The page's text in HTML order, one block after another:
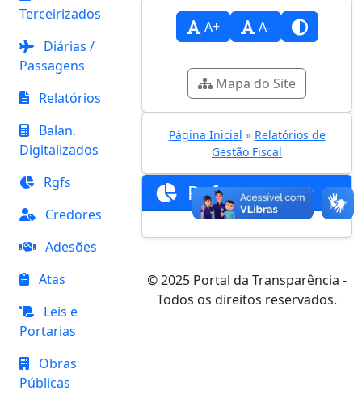
Terceirizados
Diárias /
Passagens
Relatórios
Balan.
Digitalizados
Rgfs
Credores
Adesões
Atas
Leis e
Portarias
Obras
Públicas
A+ A-
Mapa do Site
Página Inicial » Relatórios de
Gestão Fiscal
Rgfs
© 2025 Portal da Transparência -
Todos os direitos reservados.